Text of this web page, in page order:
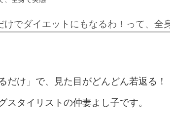
けでダイエットにもなるわ！って、全
だけ」で、見た目がどんどん若返る！
スタイリストの仲妻よし子です。